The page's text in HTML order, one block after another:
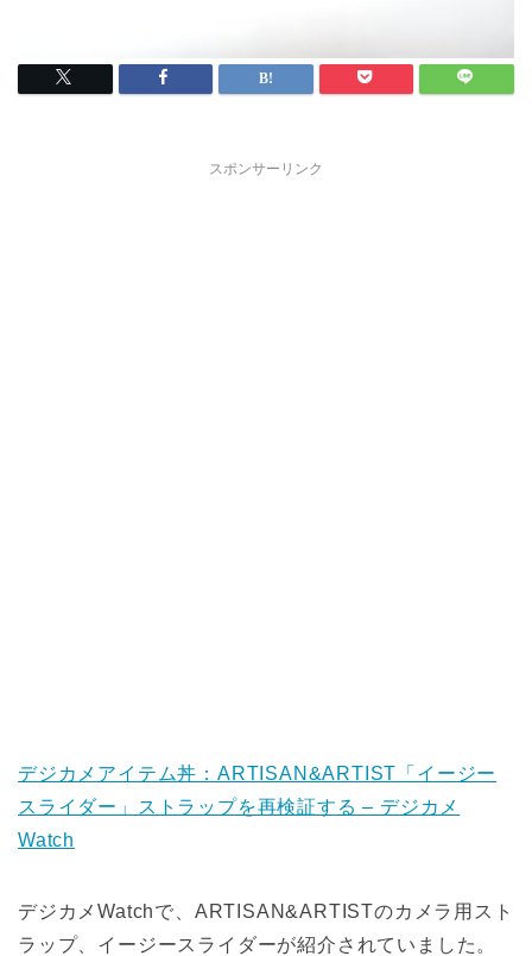
スポンサーリンク
デジカメアイテム丼：ARTISAN&ARTIST「イージー
スライダー」ストラップを再検証する – デジカメ
Watch
デジカメWatchで、ARTISAN&ARTISTのカメラ用スト
ラップ、イージースライダーが紹介されていました。